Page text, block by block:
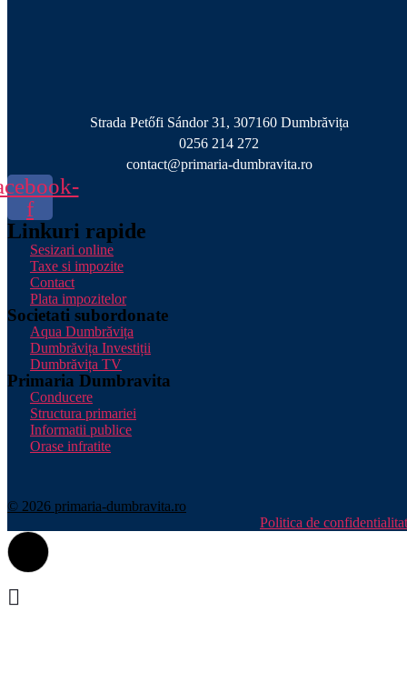
Strada Petőfi Sándor 31, 307160 Dumbrăvița
0256 214 272
contact@primaria-dumbravita.ro
f
Linkuri rapide
Sesizari online
Taxe si impozite
Contact
Plata impozitelor
Societati subordonate
Aqua Dumbrăvița
Dumbrăvița Investiții
Dumbrăvița TV
Primaria Dumbravita
Conducere
Structura primariei
Informatii publice
Orase infratite
© 2026 primaria-dumbravita.ro
Politica de